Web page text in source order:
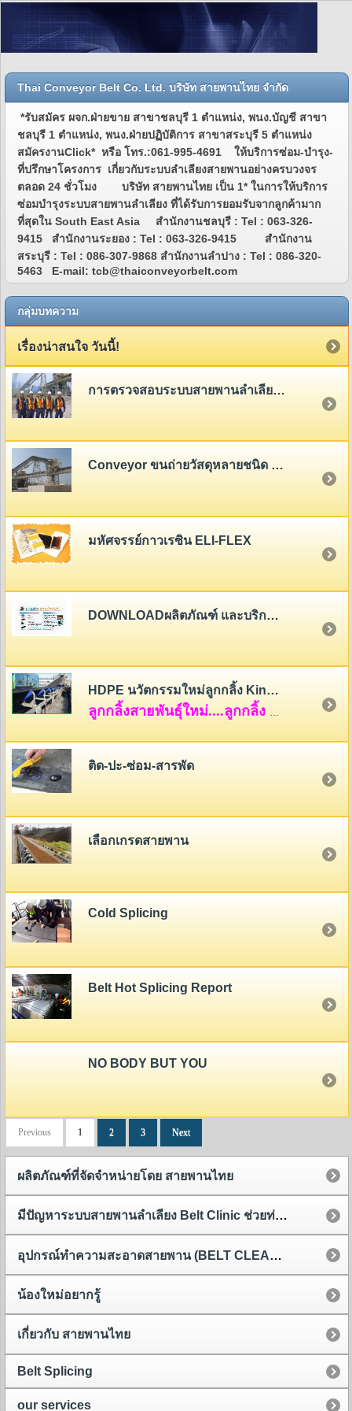
Thai Conveyor Belt Co. Ltd. บริษัท สายพานไทย จำกัด
*รับสมัคร ผจก.ฝ่ายขาย สาขาชลบุรี 1 ตำแหน่ง, พนง.บัญชี สาขา
ชลบุรี 1 ตำแหน่ง, พนง.ฝ่ายปฏิบัติการ สาขาสระบุรี 5 ตำแหน่ง
สมัครงานClick* หรือ โทร.:061-995-4691 ให้บริการซ่อม-บำรุง-
ที่ปรึกษาโครงการ เกี่ยวกับระบบลำเลียงสายพานอย่างครบวงจร
ตลอด 24 ชั่วโมง บริษัท สายพานไทย เป็น 1* ในการให้บริการ
ซ่อมบำรุงระบบสายพานลำเลียง ที่ได้รับการยอมรับจากลูกค้ามาก
ที่สุดใน South East Asia สำนักงานชลบุรี : Tel : 063-326-
9415 สำนักงานระยอง : Tel : 063-326-9415 สำนักงาน
สระบุรี : Tel : 086-307-9868 สำนักงานลำปาง : Tel : 086-320-
5463 E-mail: tcb@thaiconveyorbelt.com
กลุ่มบทความ
เรื่องน่าสนใจ วันนี้!
การตรวจสอบระบบสายพานลำเลียง (Belt Conveyor System Inspection)
Conveyor ขนถ่ายวัสดุหลายชนิด - หลายขนาด
มหัศจรรย์กาวเรซิน ELI-FLEX
DOWNLOADผลิตภัณฑ์ และบริการของสายพานไทย
HDPE นวัตกรรมใหม่ลูกกลิ้ง King Roller (HDPE Rollers Innovation)
ลูกกลิ้งสายพันธุ์ใหม่....ลูกกลิ้ง HDPE
ติด-ปะ-ซ่อม-สารพัด
เลือกเกรดสายพาน
Cold Splicing
Belt Hot Splicing Report
NO BODY BUT YOU
Previous 1 2 3 Next
ผลิตภัณฑ์ที่จัดจำหน่ายโดย สายพานไทย
มีปัญหาระบบสายพานลำเลียง Belt Clinic ช่วยท่านได้
อุปกรณ์ทำความสะอาดสายพาน (BELT CLEANER)
น้องใหม่อยากรู้
เกี่ยวกับ สายพานไทย
Belt Splicing
our services